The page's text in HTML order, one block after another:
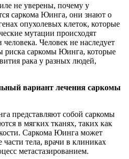
не уверены, почему у
саркома Юинга, они знают о
опухолевых клеток, которые
мутации происходят
Человек не наследует
риска саркомы Юинга, которые
рака у разных людей,
вариант лечения саркомы
представляют собой саркомы
в мягких тканях, таких как
Саркома Юинга может
части тела, врачи в клиниках
метастазированием.